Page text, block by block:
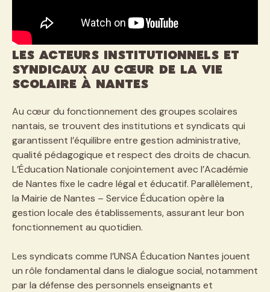
Les acteurs institutionnels et
syndicaux au cœur de la vie
scolaire à Nantes
Au cœur du fonctionnement des groupes scolaires
nantais, se trouvent des institutions et syndicats qui
garantissent l’équilibre entre gestion administrative,
qualité pédagogique et respect des droits de chacun.
L’Éducation Nationale conjointement avec l’Académie
de Nantes fixe le cadre légal et éducatif. Parallèlement,
la Mairie de Nantes – Service Éducation opère la
gestion locale des établissements, assurant leur bon
fonctionnement au quotidien.
Les syndicats comme l’UNSA Éducation Nantes jouent
un rôle fondamental dans le dialogue social, notamment
par la défense des personnels enseignants et